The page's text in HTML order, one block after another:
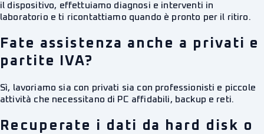
il dispositivo, effettuiamo diagnosi e interventi in
laboratorio e ti ricontattiamo quando è pronto per il ritiro.
Fate assistenza anche a privati e
partite IVA?
Sì, lavoriamo sia con privati sia con professionisti e piccole
attività che necessitano di PC affidabili, backup e reti.
Recuperate i dati da hard disk o